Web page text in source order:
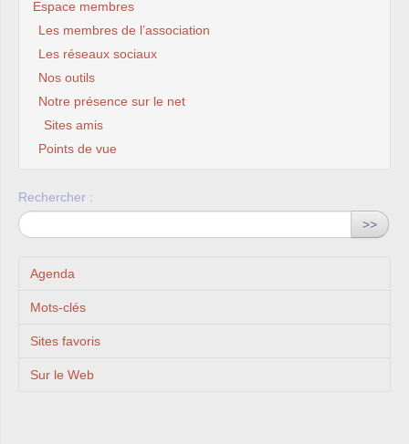
Espace membres
Les membres de l’association
Les réseaux sociaux
Nos outils
Notre présence sur le net
Sites amis
Points de vue
Rechercher :
>>
Agenda
Mots-clés
Sites favoris
Sur le Web